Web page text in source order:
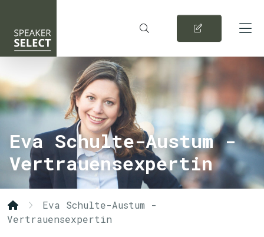
Eva Schulte-Austum -
Vertrauensexpertin
Eva Schulte-Austum -
Vertrauensexpertin